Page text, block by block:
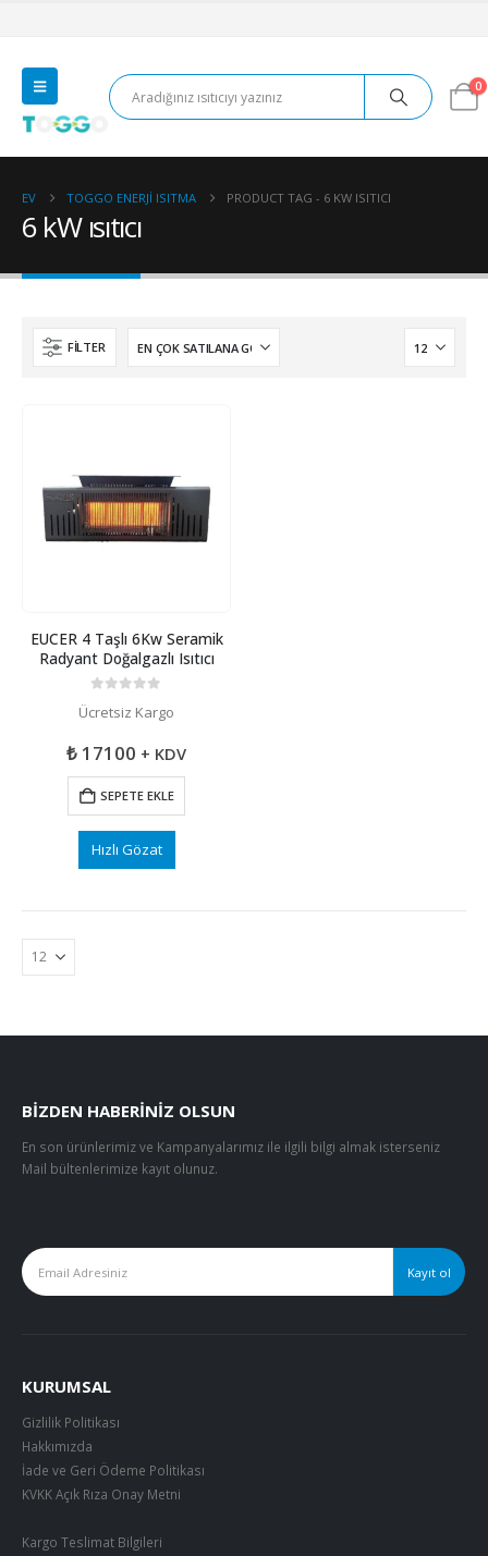
0
EV TOGGO ENERJI ISITMA PRODUCT TAG - 6 KW ISITICI
6 kW ısıtıcı
FILTER
EUCER 4 Taşlı 6Kw Seramik
Radyant Doğalgazlı Isıtıcı
Ücretsiz Kargo
₺ 17100 + KDV
SEPETE EKLE
Hızlı Gözat
BIZDEN HABERINIZ OLSUN
En son ürünlerimiz ve Kampanyalarımız ile ilgili bilgi almak isterseniz
Mail bültenlerimize kayıt olunuz.
KURUMSAL
Gizlilik Politikası
Hakkımızda
İade ve Geri Ödeme Politikası
KVKK Açık Rıza Onay Metni
Kargo Teslimat Bilgileri